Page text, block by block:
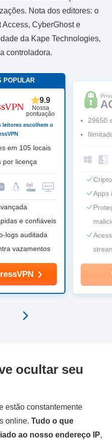
Nota dos editores: o
Access, CyberGhost e
da Kape Technologies,
controladora.
POPULAR
Nossa
pontuação
9.9
leitores escolhem o
em 105 locais
por licença
e confiáveis
logs auditada
vazamentos
29650
Apps
ocultar seu
estão constantemente
online. Tudo o que
ao nosso endereço IP,